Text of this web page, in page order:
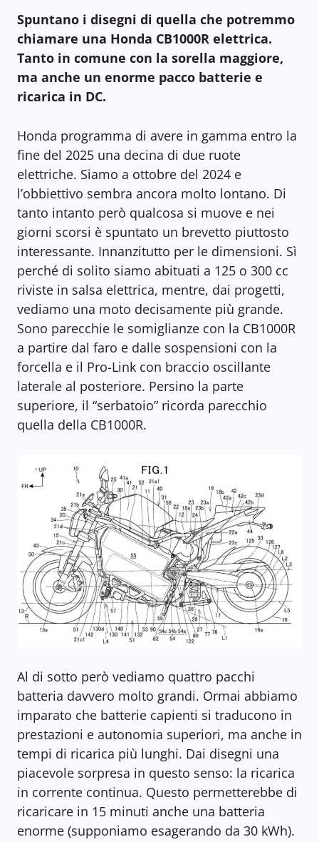
Spuntano i disegni di quella che potremmo
chiamare una Honda CB1000R elettrica.
Tanto in comune con la sorella maggiore,
ma anche un enorme pacco batterie e
ricarica in DC.
Honda programma di avere in gamma entro la
fine del 2025 una decina di due ruote
elettriche. Siamo a ottobre del 2024 e
l’obbiettivo sembra ancora molto lontano. Di
tanto intanto però qualcosa si muove e nei
giorni scorsi è spuntato un brevetto piuttosto
interessante. Innanzitutto per le dimensioni. Sì
perché di solito siamo abituati a 125 o 300 cc
riviste in salsa elettrica, mentre, dai progetti,
vediamo una moto decisamente più grande.
Sono parecchie le somiglianze con la CB1000R
a partire dal faro e dalle sospensioni con la
forcella e il Pro-Link con braccio oscillante
laterale al posteriore. Persino la parte
superiore, il “serbatoio” ricorda parecchio
quella della CB1000R.
Al di sotto però vediamo quattro pacchi
batteria davvero molto grandi. Ormai abbiamo
imparato che batterie capienti si traducono in
prestazioni e autonomia superiori, ma anche in
tempi di ricarica più lunghi. Dai disegni una
piacevole sorpresa in questo senso: la ricarica
in corrente continua. Questo permetterebbe di
ricaricare in 15 minuti anche una batteria
enorme (supponiamo esagerando da 30 kWh).